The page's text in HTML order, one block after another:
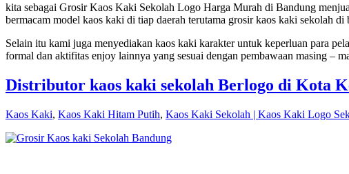
kita sebagai Grosir Kaos Kaki Sekolah Logo Harga Murah di Bandung
bermacam model kaos kaki di tiap daerah terutama grosir kaos kaki sekolah di
Selain itu kami juga menyediakan kaos kaki karakter untuk keperluan para
formal dan aktifitas enjoy lainnya yang sesuai dengan pembawaan masing –
Distributor kaos kaki sekolah Berlogo di Kota
Kaos Kaki, Kaos Kaki Hitam Putih, Kaos Kaki Sekolah | Kaos Kaki Logo